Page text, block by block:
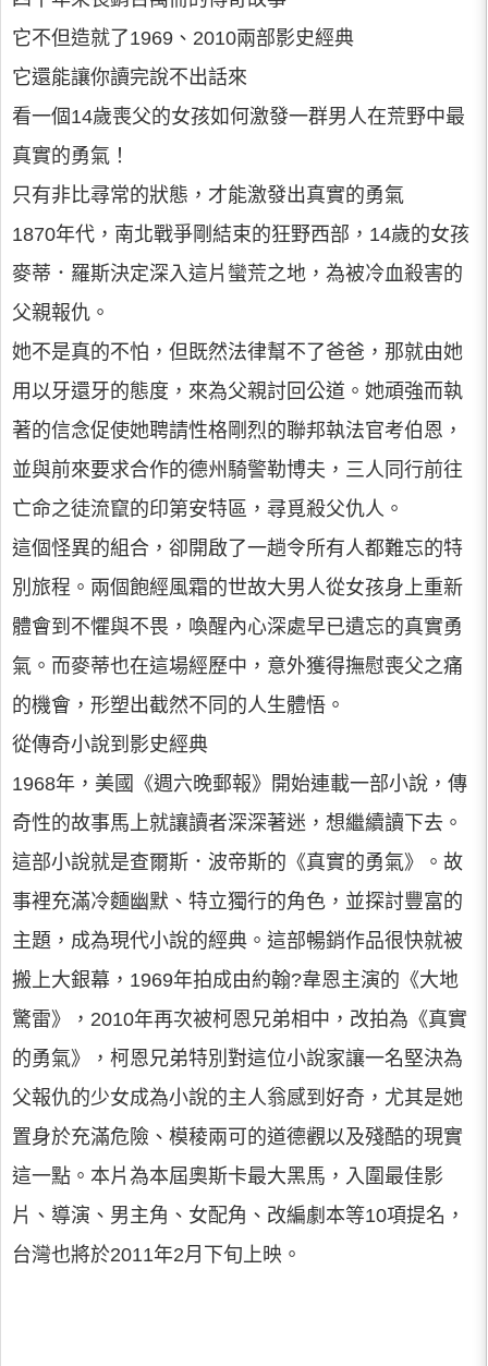
它不但造就了1969、2010兩部影史經典
它還能讓你讀完說不出話來
看一個14歲喪父的女孩如何激發一群男人在荒野中最
真實的勇氣！
只有非比尋常的狀態，才能激發出真實的勇氣
1870年代，南北戰爭剛結束的狂野西部，14歲的女孩
麥蒂．羅斯決定深入這片蠻荒之地，為被冷血殺害的
父親報仇。
她不是真的不怕，但既然法律幫不了爸爸，那就由她
用以牙還牙的態度，來為父親討回公道。她頑強而執
著的信念促使她聘請性格剛烈的聯邦執法官考伯恩，
並與前來要求合作的德州騎警勒博夫，三人同行前往
亡命之徒流竄的印第安特區，尋覓殺父仇人。
這個怪異的組合，卻開啟了一趟令所有人都難忘的特
別旅程。兩個飽經風霜的世故大男人從女孩身上重新
體會到不懼與不畏，喚醒內心深處早已遺忘的真實勇
氣。而麥蒂也在這場經歷中，意外獲得撫慰喪父之痛
的機會，形塑出截然不同的人生體悟。
從傳奇小說到影史經典
1968年，美國《週六晚郵報》開始連載一部小說，傳
奇性的故事馬上就讓讀者深深著迷，想繼續讀下去。
這部小說就是查爾斯．波帝斯的《真實的勇氣》。故
事裡充滿冷麵幽默、特立獨行的角色，並探討豐富的
主題，成為現代小說的經典。這部暢銷作品很快就被
搬上大銀幕，1969年拍成由約翰?韋恩主演的《大地
驚雷》，2010年再次被柯恩兄弟相中，改拍為《真實
的勇氣》，柯恩兄弟特別對這位小說家讓一名堅決為
父報仇的少女成為小說的主人翁感到好奇，尤其是她
置身於充滿危險、模稜兩可的道德觀以及殘酷的現實
這一點。本片為本屆奧斯卡最大黑馬，入圍最佳影
片、導演、男主角、女配角、改編劇本等10項提名，
台灣也將於2011年2月下旬上映。